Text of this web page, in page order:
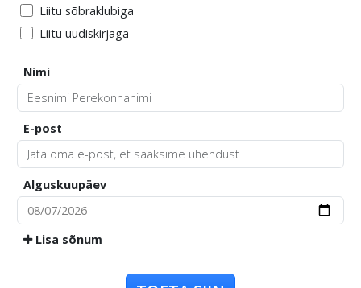
Liitu sõbraklubiga
Liitu uudiskirjaga
Nimi
E-post
Alguskuupäev
Lisa sõnum